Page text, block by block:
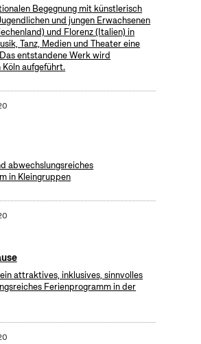
Begegnung mit künstlerisch
und jungen Erwachsenen
und Florenz (Italien) in
Tanz, Medien und Theater eine
entstandene Werk wird
aufgeführt.
abwechslungsreiches
in Kleingruppen
attraktives, inklusives, sinnvolles
Ferienprogramm in der